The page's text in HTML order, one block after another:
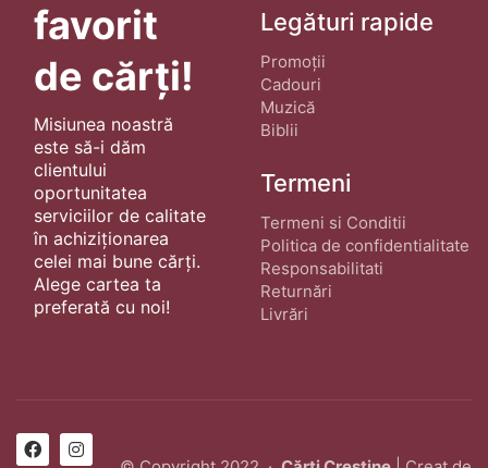
favorit
de cărți!
Misiunea noastră
este să-i dăm
clientului
oportunitatea
serviciilor de calitate
în achiziționarea
celei mai bune cărți.
Alege cartea ta
preferată cu noi!
Legături rapide
Promoții
Cadouri
Muzică
Biblii
Termeni
Termeni si Conditii
Politica de confidentialitate
Responsabilitati
Returnări
Livrări